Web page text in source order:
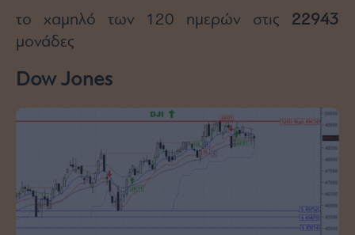
το χαμηλό των 120 ημερών στις 22943
μονάδες
Dow Jones